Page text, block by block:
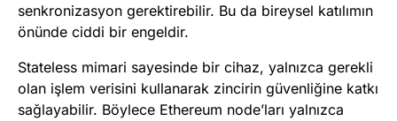
senkronizasyon gerektirebilir. Bu da bireysel katılımın
önünde ciddi bir engeldir.
Stateless mimari sayesinde bir cihaz, yalnızca gerekli
olan işlem verisini kullanarak zincirin güvenliğine katkı
sağlayabilir. Böylece Ethereum node’ları yalnızca